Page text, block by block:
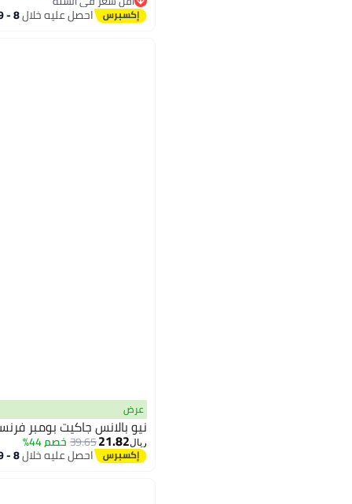
5أقل سعر في السنة
احصل عليه خلال8 - 9 اغسطس
2
عرض
نيو بالانس جاكيت بومبر
ريال21.82
39.65خصم 44%
احصل عليه خلال8 - 9 اغسطس